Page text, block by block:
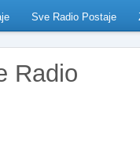
Sve Radio Postaje
Radio